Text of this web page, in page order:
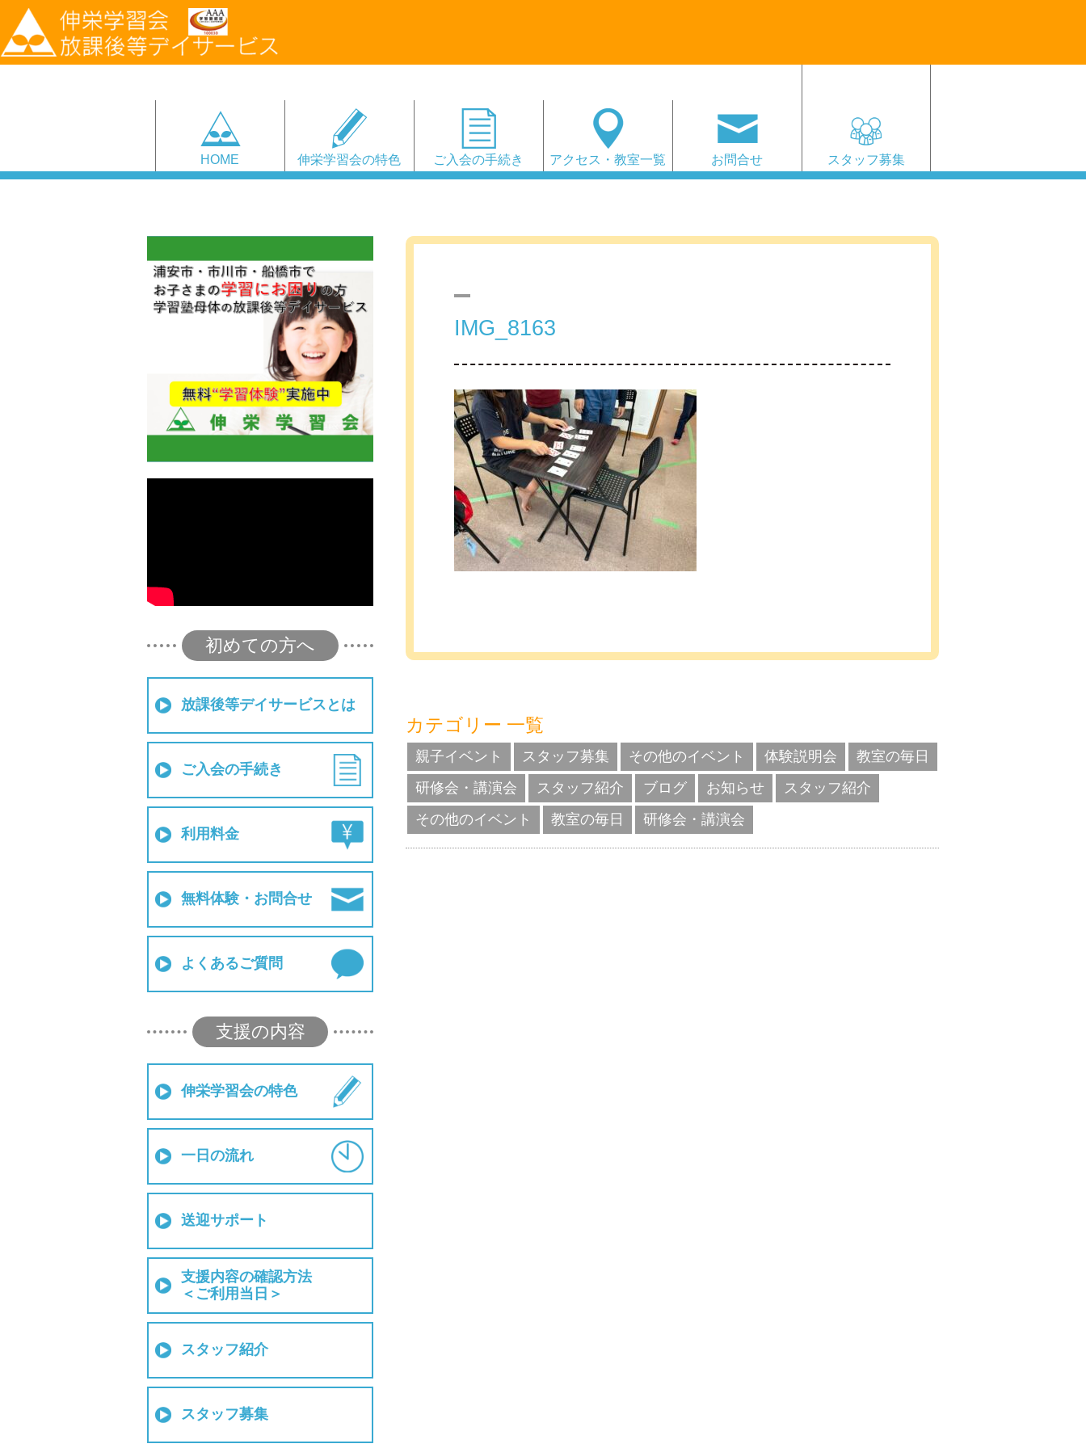
HOME 伸栄学習会の特色 ご入会の手続き アクセス・教室一覧 お問合せ スタッフ募集
初めての方へ
放課後等デイサービスとは
ご入会の手続き
利用料金
無料体験・お問合せ
よくあるご質問
支援の内容
伸栄学習会の特色
一日の流れ
送迎サポート
支援内容の確認方法
＜ご利用当日＞
スタッフ紹介
スタッフ募集
IMG_8163
カテゴリー 一覧
親子イベント スタッフ募集 その他のイベント 体験説明会
教室の毎日
研修会・講演会
スタッフ紹介 ブログ お知らせ
スタッフ紹介
その他のイベント
教室の毎日 研修会・講演会